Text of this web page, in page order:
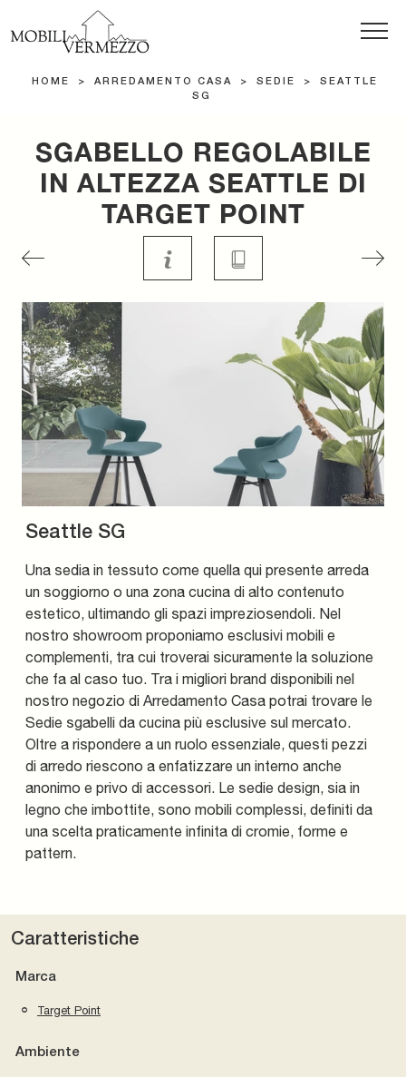
HOME > ARREDAMENTO CASA > SEDIE >
SEATTLE
SG
SGABELLO REGOLABILE
IN ALTEZZA SEATTLE DI
TARGET POINT
Seattle SG
Una sedia in tessuto come quella qui presente arreda
un soggiorno o una zona cucina di alto contenuto
estetico, ultimando gli spazi impreziosendoli. Nel
nostro showroom proponiamo esclusivi mobili e
complementi, tra cui troverai sicuramente la soluzione
che fa al caso tuo. Tra i migliori brand disponibili nel
nostro negozio di Arredamento Casa potrai trovare le
Sedie sgabelli da cucina più esclusive sul mercato.
Oltre a rispondere a un ruolo essenziale, questi pezzi
di arredo riescono a enfatizzare un interno anche
anonimo e privo di accessori. Le sedie design, sia in
legno che imbottite, sono mobili complessi, definiti da
una scelta praticamente infinita di cromie, forme e
pattern.
Caratteristiche
Marca
Target Point
Ambiente